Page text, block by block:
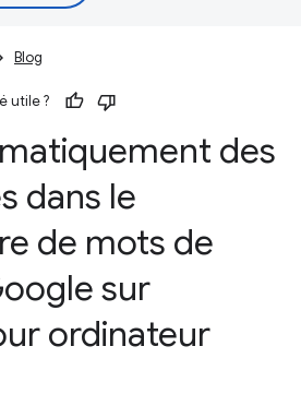
Blog
utile ?
des
dans le
de mots de
sur
ordinateur